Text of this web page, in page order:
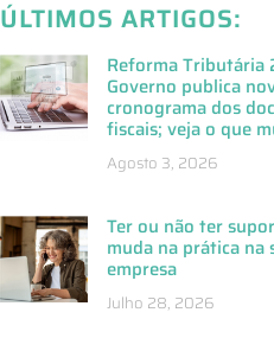
ÚLTIMOS ARTIGOS:
Reforma Tributária
Governo publica
cronograma dos
fiscais; veja o que
Agosto 3, 2026
Ter ou não ter
muda na prática na
empresa
Julho 28, 2026